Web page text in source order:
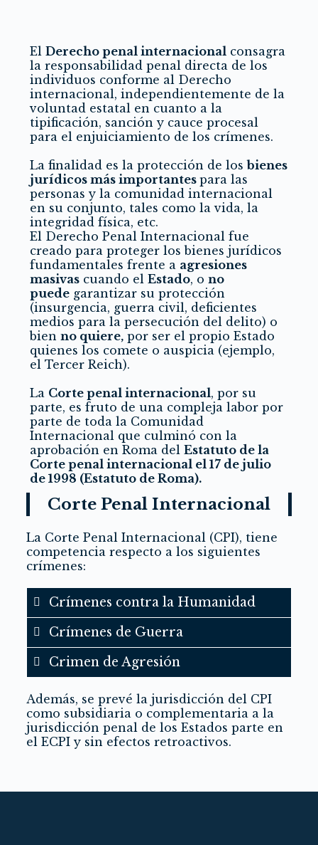
El Derecho penal internacionalconsagra
la responsabilidad penal directa de los
individuos conforme al Derecho
internacional, independientemente de la
voluntad estatal en cuanto a la
tipificación, sanción y cauce procesal
para el enjuiciamiento de los crímenes.
La finalidad es la protección de losbienes
jurídicos más importantes para las
personas y la comunidad internacional
en su conjunto, tales como la vida, la
integridad física, etc.
El Derecho Penal Internacional fue
creado para proteger los bienes jurídicos
fundamentales frente a agresiones
masivascuando el Estado, o no
puedegarantizar su protección
(insurgencia, guerra civil, deficientes
medios para la persecución del delito) o
bien no quiere,por ser el propio Estado
quienes los comete o auspicia (ejemplo,
el Tercer Reich).
La Corte penal internacional, por su
parte, es fruto de una compleja labor por
parte de toda la Comunidad
Internacional que culminó con la
aprobación en Roma del Estatuto de la
Corte penal internacional el 17 de julio
de 1998 (Estatuto de Roma).
Corte Penal Internacional
La Corte Penal Internacional (CPI), tiene
competencia respecto a los siguientes
crímenes:
Crímenes contra la Humanidad
Crímenes de Guerra
Crimen de Agresión
Además, se prevé la jurisdicción del CPI
como subsidiaria o complementaria a la
jurisdicción penal de los Estados parte en
el ECPI y sin efectos retroactivos.